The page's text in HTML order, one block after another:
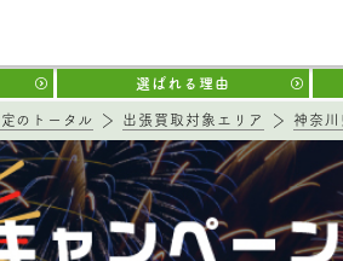
選ばれる理由
のトータル 出張買取対象エリア 神奈川